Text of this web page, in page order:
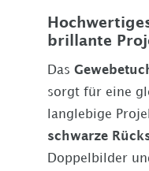
brillante
Das
sorgt für eine
langlebige
schwarze
Doppelbilder